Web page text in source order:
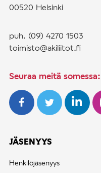
00520 Helsinki
puh. (09) 4270 1503
toimisto@akiliitot.fi
Seuraa meitä somessa:
JÄSENYYS
Henkilöjäsenyys